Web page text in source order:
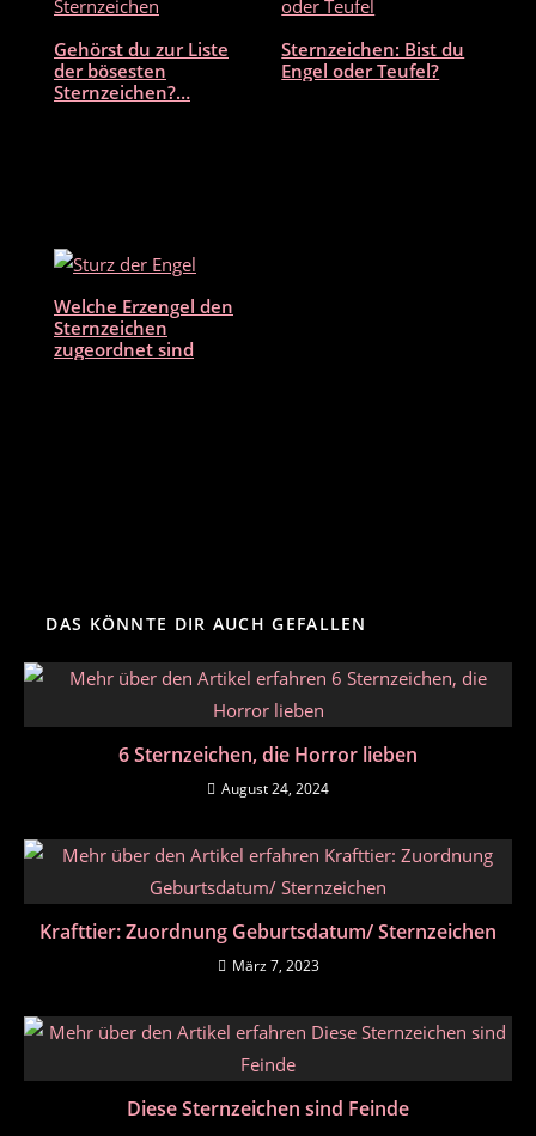
o
k
Gehörst du zur Liste
der bösesten
Sternzeichen?…
Sternzeichen: Bist du
Engel oder Teufel?
Welche Erzengel den
Sternzeichen
zugeordnet sind
DAS KÖNNTE DIR AUCH GEFALLEN
6 Sternzeichen, die Horror lieben
August 24, 2024
Krafttier: Zuordnung Geburtsdatum/ Sternzeichen
März 7, 2023
Diese Sternzeichen sind Feinde